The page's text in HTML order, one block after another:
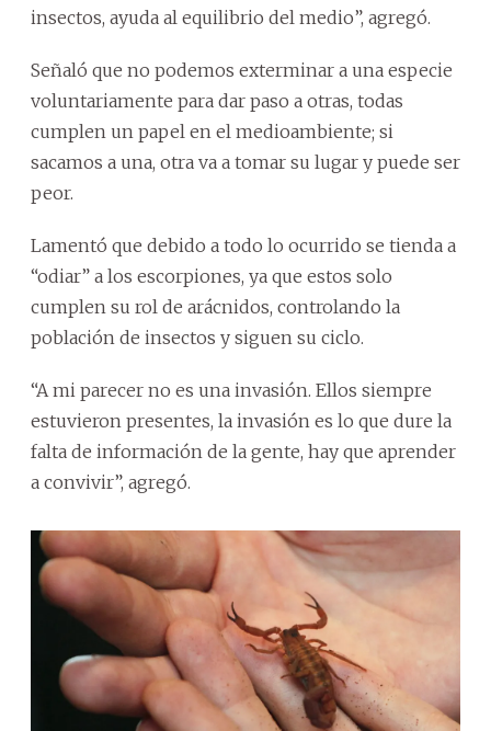
insectos, ayuda al equilibrio del medio”, agregó.
Señaló que no podemos exterminar a una especie
voluntariamente para dar paso a otras, todas
cumplen un papel en el medioambiente; si
sacamos a una, otra va a tomar su lugar y puede ser
peor.
Lamentó que debido a todo lo ocurrido se tienda a
“odiar” a los escorpiones, ya que estos solo
cumplen su rol de arácnidos, controlando la
población de insectos y siguen su ciclo.
“A mi parecer no es una invasión. Ellos siempre
estuvieron presentes, la invasión es lo que dure la
falta de información de la gente, hay que aprender
a convivir”, agregó.